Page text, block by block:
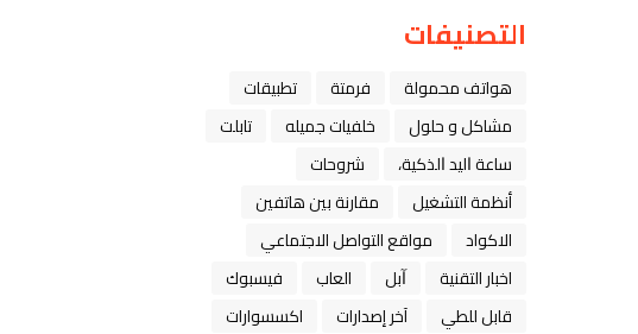
التصنيفات
هواتف محمولة فرمتة
تطبيقات
مشاكل و حلول
خلفيات جميله
تابلت
ﺳﺎﻋﺔ ﺍﻟﻴﺪ ﺍﻟﺬﻛﻴﺔ،
شروحات
أنظمة التشغيل
مقارنة بين هاتفين
الاكواد
مواقع التواصل الاجتماعي
اخبار التقنية
ﺁﺑﻞ العاب
فيسبوك
قابل للطي
آخر إصدارات
اكسسوارات